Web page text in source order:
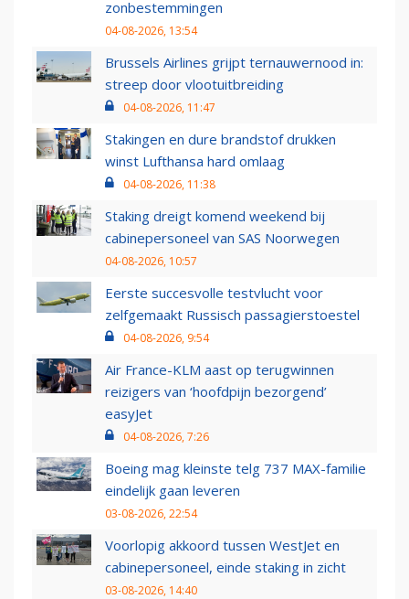
zonbestemmingen
04-08-2026, 13:54
Brussels Airlines grijpt ternauwernood in:
streep door vlootuitbreiding
04-08-2026, 11:47
Stakingen en dure brandstof drukken
winst Lufthansa hard omlaag
04-08-2026, 11:38
Staking dreigt komend weekend bij
cabinepersoneel van SAS Noorwegen
04-08-2026, 10:57
Eerste succesvolle testvlucht voor
zelfgemaakt Russisch passagierstoestel
04-08-2026, 9:54
Air France-KLM aast op terugwinnen
reizigers van ‘hoofdpijn bezorgend’
easyJet
04-08-2026, 7:26
Boeing mag kleinste telg 737 MAX-familie
eindelijk gaan leveren
03-08-2026, 22:54
Voorlopig akkoord tussen WestJet en
cabinepersoneel, einde staking in zicht
03-08-2026, 14:40